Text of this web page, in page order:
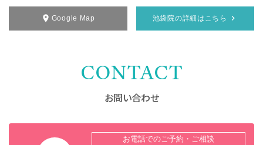
Google Map 池袋院の詳細はこちら
CONTACT
お問い合わせ
お電話でのご予約・ご相談